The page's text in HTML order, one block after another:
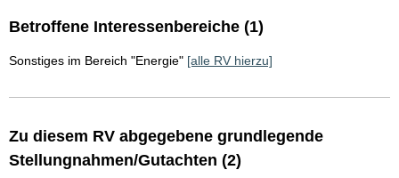
Betroffene Interessenbereiche (1)
Sonstiges im Bereich "Energie" [alle RV hierzu]
Zu diesem RV abgegebene grundlegende
Stellungnahmen/Gutachten (2)